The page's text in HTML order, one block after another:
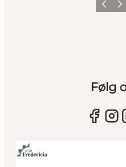
Forrige
Følg